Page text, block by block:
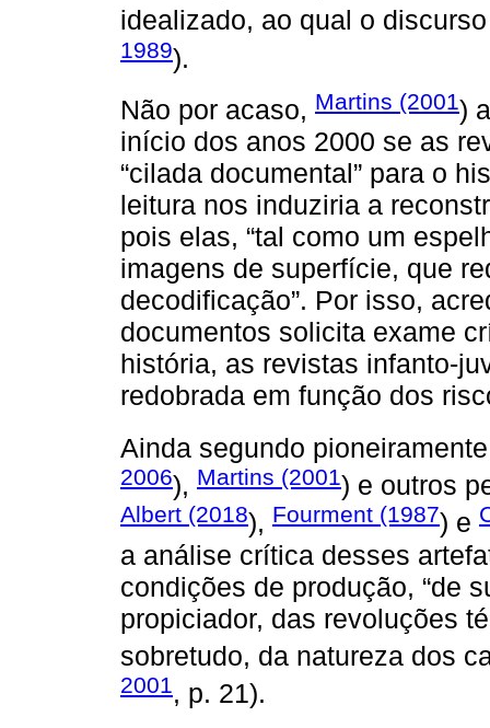
idealizado, ao qual o
1989).
Não por acaso, Martins (2001)
início dos anos 2000 se as
“cilada documental” para o
leitura nos induziria a
pois elas, “tal como um
imagens de superfície, que
decodificação”. Por isso,
documentos solicita exame
história, as revistas infanto-
redobrada em função dos
Ainda segundo
2006), Martins (2001) e outros
Albert (2018), Fourment (1987) e
a análise crítica desses
condições de produção, “de
propiciador, das revoluções
sobretudo, da natureza dos
2001, p. 21).